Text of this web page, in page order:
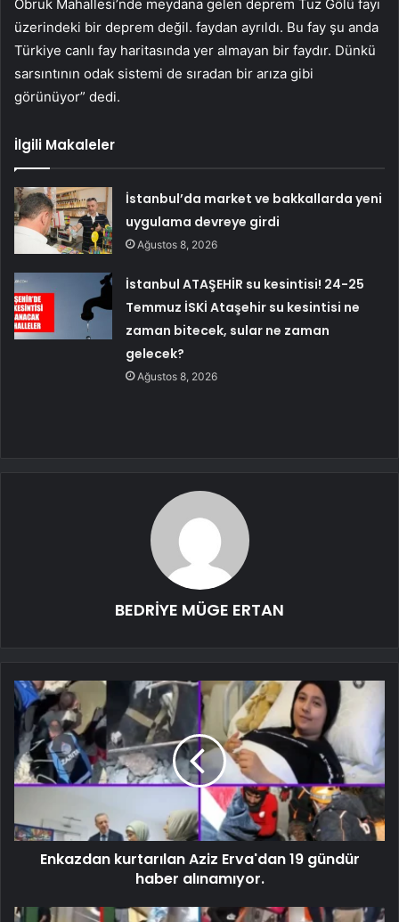
Obruk Mahallesi’nde meydana gelen deprem Tuz Gölü fayı
üzerindeki bir deprem değil. faydan ayrıldı. Bu fay şu anda
Türkiye canlı fay haritasında yer almayan bir faydır. Dünkü
sarsıntının odak sistemi de sıradan bir arıza gibi
görünüyor” dedi.
İlgili Makaleler
İstanbul’da market ve bakkallarda yeni
uygulama devreye girdi
Ağustos 8, 2026
İstanbul ATAŞEHİR su kesintisi! 24-25
Temmuz İSKİ Ataşehir su kesintisi ne
zaman bitecek, sular ne zaman
gelecek?
Ağustos 8, 2026
BEDRİYE MÜGE ERTAN
Enkazdan kurtarılan Aziz Erva'dan 19 gündür
haber alınamıyor.